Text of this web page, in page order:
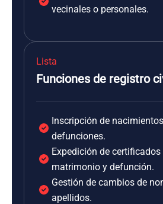
vecinales o personales.
Lista
Funciones de registro
Inscripción de
defunciones.
Expedición de
matrimonio y defunción.
Gestión de cambios de
apellidos.